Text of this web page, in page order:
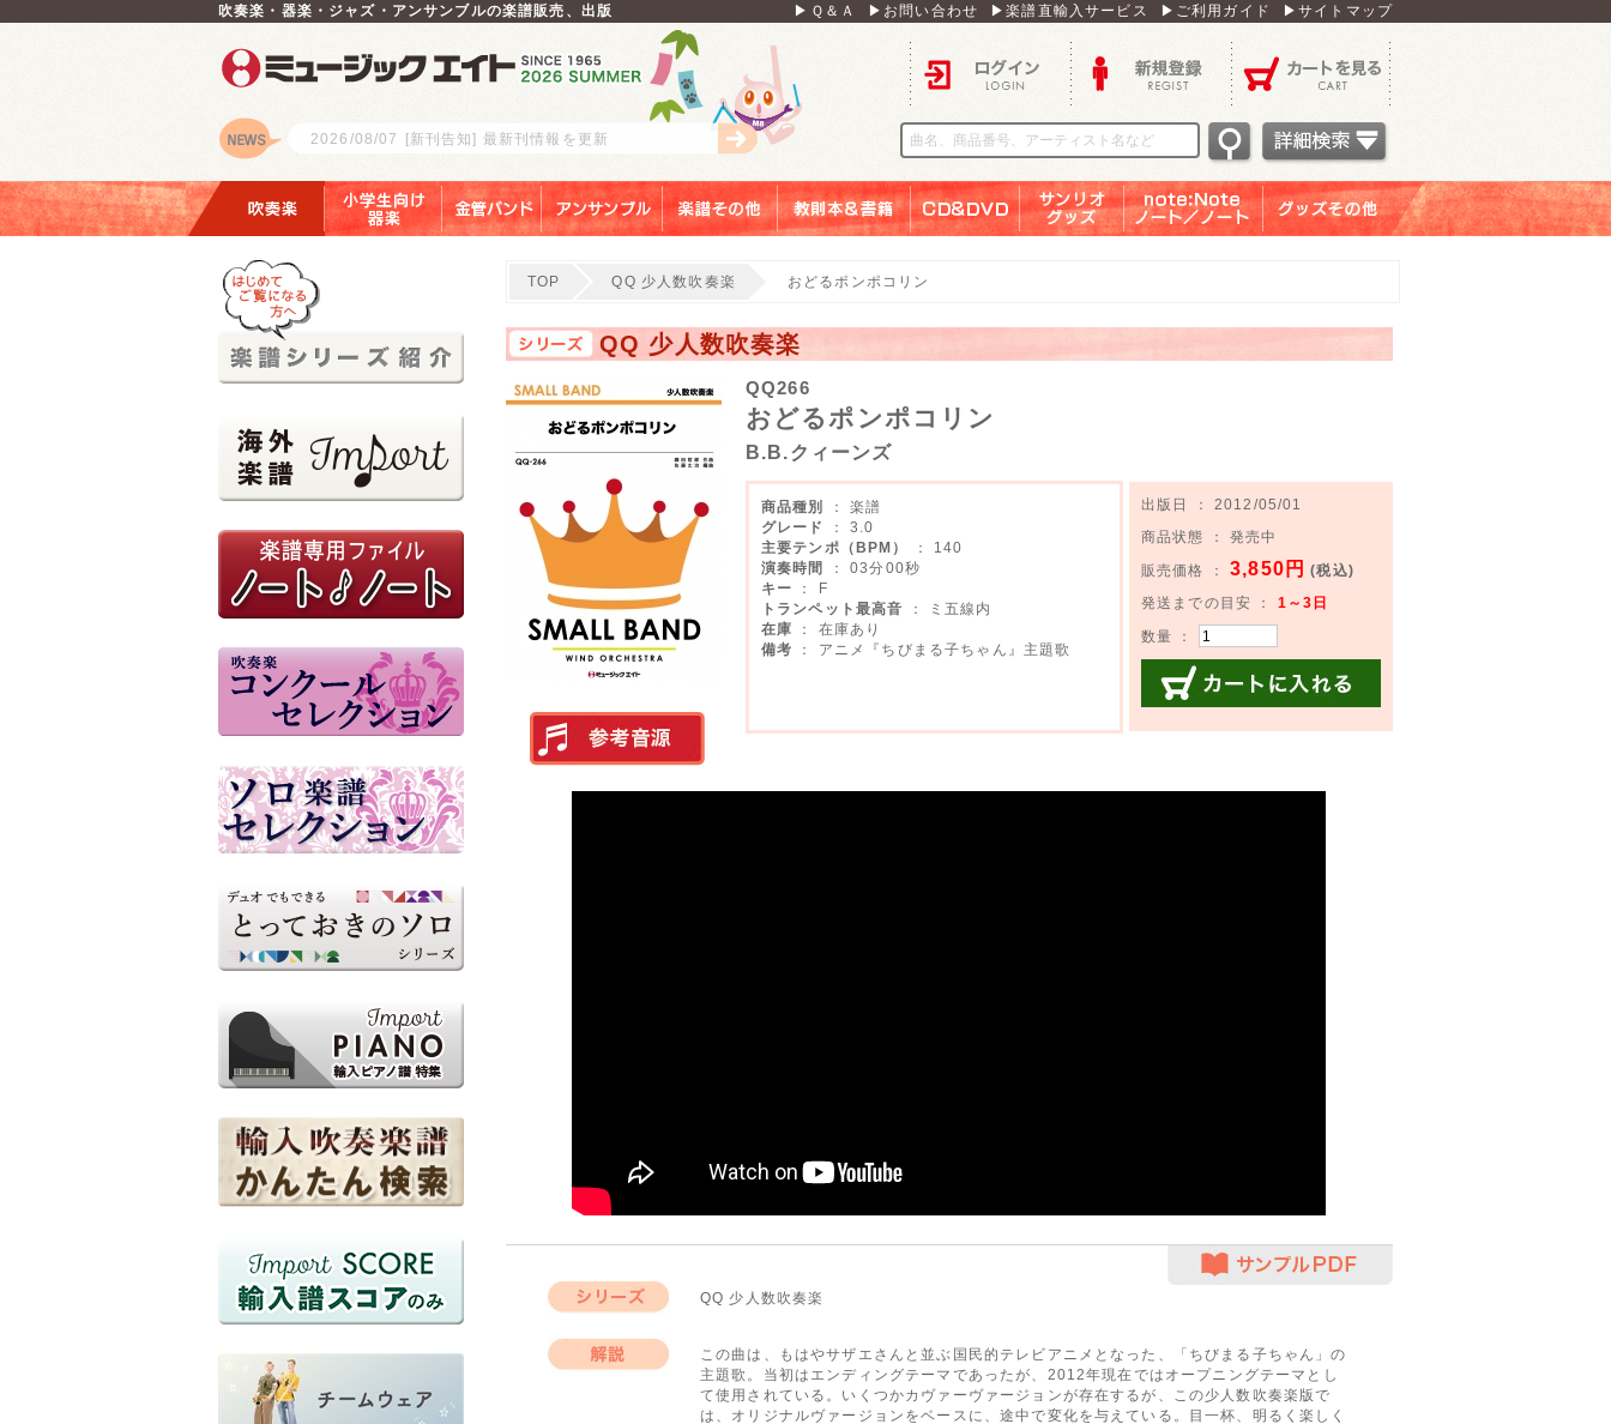
吹奏楽・器楽・ジャズ・アンサンブルの楽譜販売、出版 ▶Ｑ＆Ａ ▶お問い合わせ ▶楽譜直輸入サービス ▶ご利用ガイド ▶サイトマップ
ロゴ
2026/08/07 [新刊告知] 最新刊情報を更新
TOP QQ 少人数吹奏楽 おどるポンポコリン
QQ 少人数吹奏楽
M8ウィンドオーケストラ
QQ266
おどるポンポコリン
B.B.クィーンズ
商品種別
： 楽譜
グレード
： 3.0
主要テンポ（BPM）
： 140
演奏時間
： 03分00秒
キー
： F
トランペット最高音
： ミ五線内
在庫
： 在庫あり
備考
： アニメ『ちびまる子ちゃん』主題歌
出版日 ： 2012/05/01
商品状態 ： 発売中
販売価格 ：3,850円 (税込)
発送までの目安 ： 1～3日
数量 ：
QQ 少人数吹奏楽
この曲は、もはやサザエさんと並ぶ国民的テレビアニメとなった、「ちびまる子ちゃん」の
主題歌。当初はエンディングテーマであったが、2012年現在ではオープニングテーマとし
て使用されている。いくつかカヴァーヴァージョンが存在するが、この少人数吹奏楽版で
は、オリジナルヴァージョンをベースに、途中で変化を与えている。目一杯、明るく楽しく